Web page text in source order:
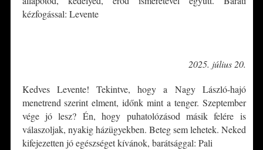
kézfogással: Levente
2025. július 20.
Kedves Levente! Tekintve, hogy a Nagy László-hajó
menetrend szerint elment, időnk mint a tenger. Szeptember
vége jó lesz? Én, hogy puhatolózásod másik felére is
válaszoljak, nyakig házügyekben. Beteg sem lehetek. Neked
kifejezetten jó egészséget kívánok, barátsággal: Pali